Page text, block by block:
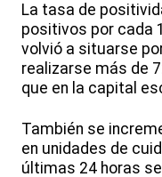
La tasa de
positivos por cada
volvió a situarse
realizarse más de
que en la capital
También se
en unidades de
últimas 24 horas